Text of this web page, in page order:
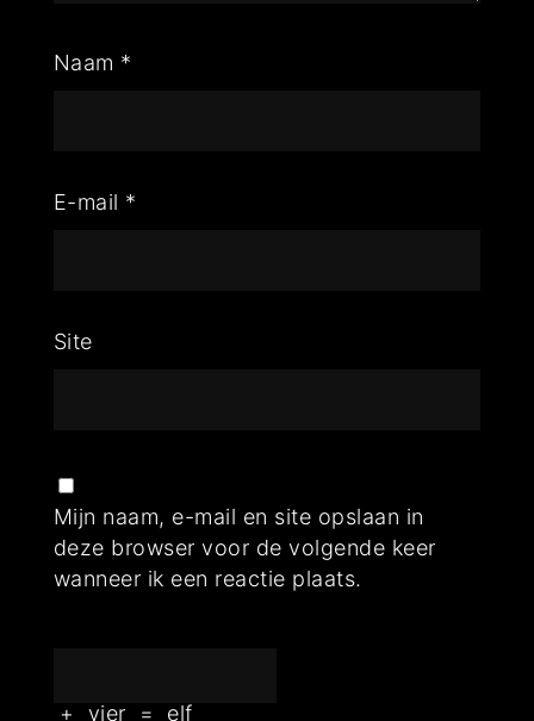
Naam *
E-mail *
Site
Mijn naam, e-mail en site opslaan in
deze browser voor de volgende keer
wanneer ik een reactie plaats.
+ vier = elf